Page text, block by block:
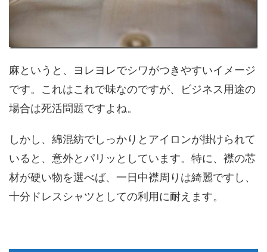
麻というと、ヨレヨレでシワがつきやすいイメージ
です。これはこれで味なのですが、ビジネス用途の
場合は死活問題ですよね。
しかし、綿混紡でしっかりとアイロンが掛けられて
いると、意外とパリッとしています。特に、襟の芯
材が硬い物を選べば、一日中襟周りは綺麗ですし、
十分ドレスシャツとしての利用に耐えます。